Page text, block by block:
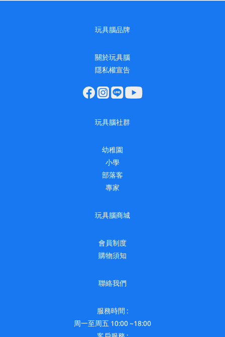
玩具腦品牌
關於玩具腦
隱私權宣告
玩具腦社群
幼稚園
小學
部落客
專家
玩具腦商城
會員制度
購物須知
聯絡我們
服務時間 :
周一至周五 10:00 ~18:00